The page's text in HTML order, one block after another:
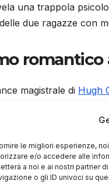
le migliori esperienze,
e/o accedere alle
a noi e ai nostri partner
o gli ID univoci su
una trappola
due ragazze con
romantico
magistrale di Hugh
ossessivo e
dialettica tagliente e
– la
di terrore
la